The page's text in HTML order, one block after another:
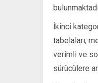
İkinci
tabelaları,
verimli ve
sürücülere